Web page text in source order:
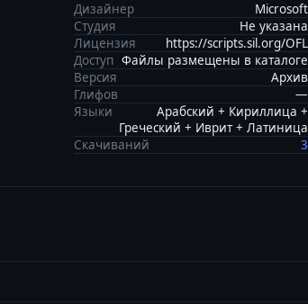
Дизайнер
Microsoft
Студия
Не указана
Лицензия
https://scripts.sil.org/OFL
Доступ Файлы размещены в каталоге
Версия
Архив
Глифов
—
Языки
Арабский + Кириллица +
Греческий + Иврит + Латиница
Скачиваний
3